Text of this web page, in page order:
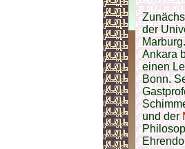
der
Ankara
einen
Bonn.
und der